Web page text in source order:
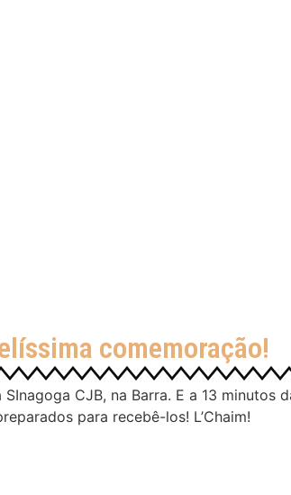
comemoração!
CJB, na Barra. E a 13
para recebê-los! L’Chaim!